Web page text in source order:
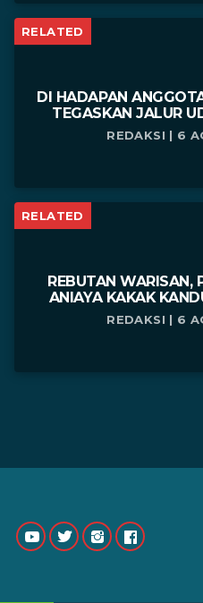
RELATED
DI HADAPAN
TEGASKAN JALUR
REDAKSI | 6
RELATED
REBUTAN WARISAN,
ANIAYA KAKAK
REDAKSI | 6